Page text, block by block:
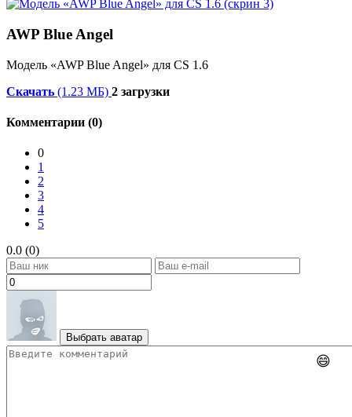
AWP Blue Angel
Модель «AWP Blue Angel» для CS 1.6
Скачать (1.23 МБ) 2 загрузки
Комментарии (0)
0
1
2
3
4
5
0.0 (0)
Выбрать аватар
😄